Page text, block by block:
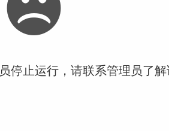
停止运行，请联系管理员了